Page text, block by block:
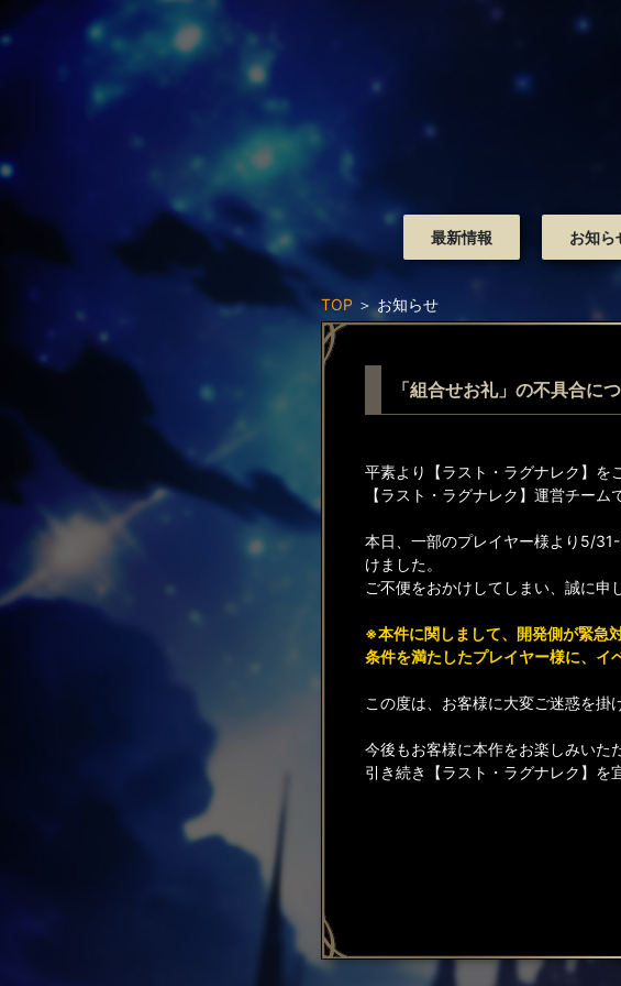
最新情報 お知ら
TOP ＞ お知らせ
「組合せお礼」の不具合
平素より【ラスト・ラグナレク】を
【ラスト・ラグナレク】運営チーム
本日、一部のプレイヤー様より5/
けました。
ご不便をおかけしてしまい、誠に申
※本件に関しまして、開発側が緊急
条件を満たしたプレイヤー様に、イ
この度は、お客様に大変ご迷惑を掛
今後もお客様に本作をお楽しみいた
引き続き【ラスト・ラグナレク】を